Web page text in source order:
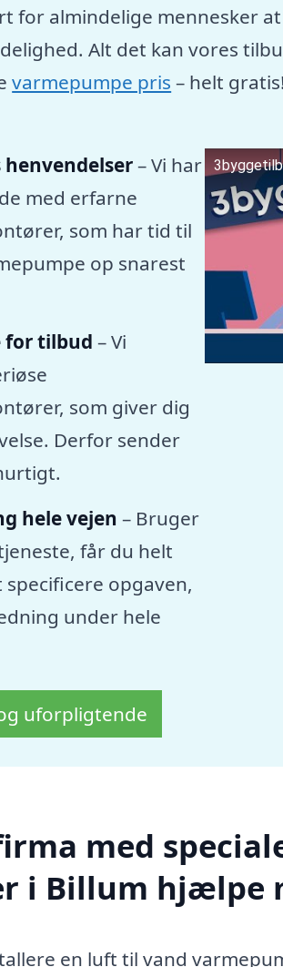
for almindelige mennesker
Alt det kan vores
varmepumpe pris – helt gratis!
– Vi har
med erfarne
som har tid til
op snarest
for tilbud – Vi
som giver dig
Derfor sender
hele vejen – Bruger
får du helt
opgaven,
under hele
uforpligtende
med
i Billum hjælpe
en luft til vand